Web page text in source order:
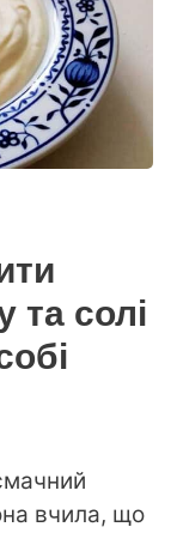
та солі
вчила, що